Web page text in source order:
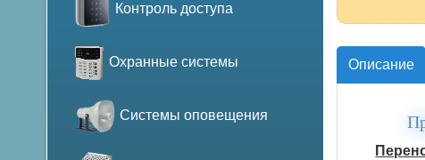
Контроль доступа
Охранные системы
Системы оповещения
Описание